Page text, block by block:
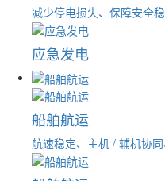
减少停电损失、保障安全
应急发电
船舶航运
航速稳定、主机 / 辅机协